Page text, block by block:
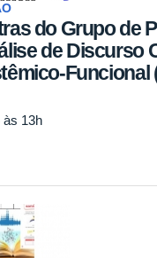
do Grupo de
de Discurso
Funcional
às 13h